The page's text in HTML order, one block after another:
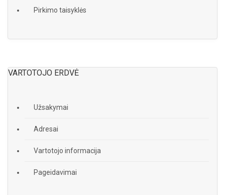
Pirkimo taisyklės
VARTOTOJO ERDVĖ
Užsakymai
Adresai
Vartotojo informacija
Pageidavimai